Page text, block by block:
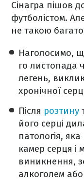
Сінагра пішов
футболістом.
не такою
Наголосимо,
го листопада
легень,
хронічної
Після розтину
його серці
патологія,
камер серця і
виникнення,
алкоголем або